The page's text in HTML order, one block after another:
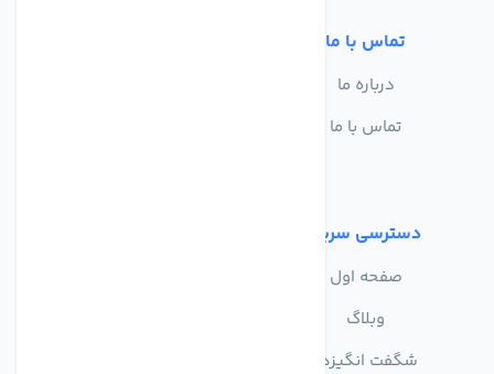
تماس با ما
درباره ما
تماس با ما
دسترسی سریع
صفحه اول
وبلاگ
شگفت انگیزها